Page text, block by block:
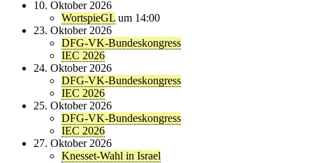
10. Oktober 2026
WortspieGL um 14:00
23. Oktober 2026
DFG-VK-Bundeskongress
IEC 2026
24. Oktober 2026
DFG-VK-Bundeskongress
IEC 2026
25. Oktober 2026
DFG-VK-Bundeskongress
IEC 2026
27. Oktober 2026
Knesset-Wahl in Israel